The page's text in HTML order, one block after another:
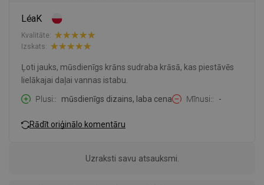
LéaK
Kvalitāte:
Izskats:
Ļoti jauks, mūsdienīgs krāns sudraba krāsā, kas piestāvēs
lielākajai daļai vannas istabu.
Plusi:
mūsdienīgs dizains, laba cena Mīnusi: -
Rādīt oriģinālo komentāru
Uzraksti savu atsauksmi.